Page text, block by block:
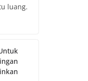
luang.